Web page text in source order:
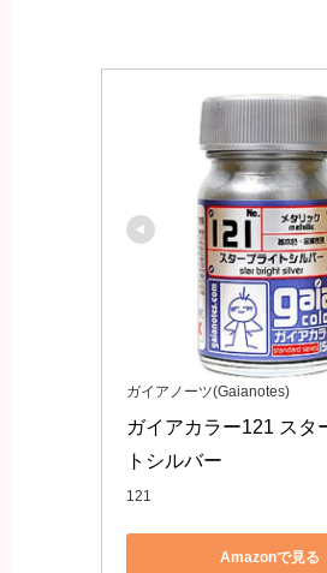
ガイアノーツ(Gaianotes)
ガイアカラー121 スタ
トシルバー
121
Amazonで見る